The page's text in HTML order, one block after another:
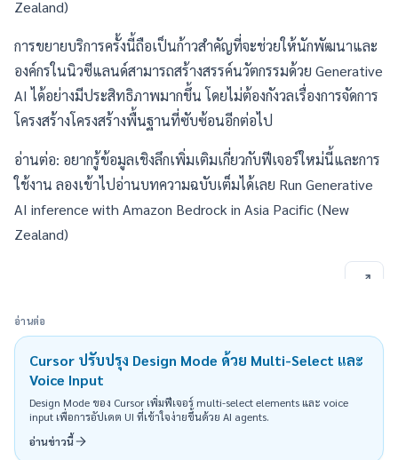
Zealand)
การขยายบริการครั้งนี้ถือเป็นก้าวสำคัญที่จะช่วยให้นักพัฒนาและ
องค์กรในนิวซีแลนด์สามารถสร้างสรรค์นวัตกรรมด้วย Generative
AI ได้อย่างมีประสิทธิภาพมากขึ้น โดยไม่ต้องกังวลเรื่องการจัดการ
โครงสร้างโครงสร้างพื้นฐานที่ซับซ้อนอีกต่อไป
อ่านต่อ: อยากรู้ข้อมูลเชิงลึกเพิ่มเติมเกี่ยวกับฟีเจอร์ใหม่นี้และการ
ใช้งาน ลองเข้าไปอ่านบทความฉบับเต็มได้เลย Run Generative
AI inference with Amazon Bedrock in Asia Pacific (New
Zealand)
อ่านต่อ
Cursor ปรับปรุง Design Mode ด้วย Multi-Select และ
Voice Input
Design Mode ของ Cursor เพิ่มฟีเจอร์ multi-select elements และ voice
input เพื่อการอัปเดต UI ที่เข้าใจง่ายขึ้นด้วย AI agents.
อ่านข่าวนี้